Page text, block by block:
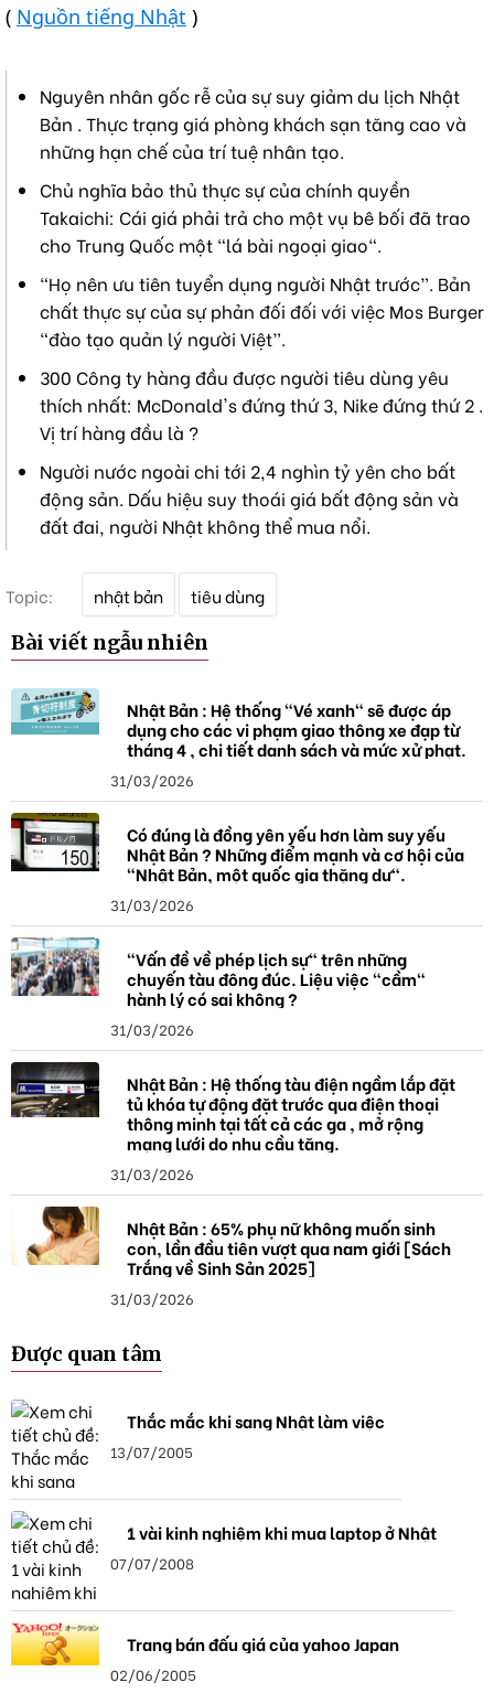
( Nguồn tiếng Nhật )
Nguyên nhân gốc rễ của sự suy giảm du lịch Nhật
Bản . Thực trạng giá phòng khách sạn tăng cao và
những hạn chế của trí tuệ nhân tạo.
Chủ nghĩa bảo thủ thực sự của chính quyền
Takaichi: Cái giá phải trả cho một vụ bê bối đã trao
cho Trung Quốc một "lá bài ngoại giao".
“Họ nên ưu tiên tuyển dụng người Nhật trước”. Bản
chất thực sự của sự phản đối đối với việc Mos Burger
“đào tạo quản lý người Việt”.
300 Công ty hàng đầu được người tiêu dùng yêu
thích nhất: McDonald's đứng thứ 3, Nike đứng thứ 2 .
Vị trí hàng đầu là ?
Người nước ngoài chi tới 2,4 nghìn tỷ yên cho bất
động sản. Dấu hiệu suy thoái giá bất động sản và
đất đai, người Nhật không thể mua nổi.
Topic:
h
a
nhật bản tiêu dùng
Bài viết ngẫu nhiên
Nhật Bản : Hệ thống "Vé xanh" sẽ được áp
dụng cho các vi phạm giao thông xe đạp từ
tháng 4 , chi tiết danh sách và mức xử phạt.
31/03/2026
Có đúng là đồng yên yếu hơn làm suy yếu
Nhật Bản ? Những điểm mạnh và cơ hội của
"Nhật Bản, một quốc gia thặng dư".
31/03/2026
"Vấn đề về phép lịch sự" trên những
chuyến tàu đông đúc. Liệu việc "cầm"
hành lý có sai không ?
31/03/2026
Nhật Bản : Hệ thống tàu điện ngầm lắp đặt
tủ khóa tự động đặt trước qua điện thoại
thông minh tại tất cả các ga , mở rộng
mạng lưới do nhu cầu tăng.
31/03/2026
Nhật Bản : 65% phụ nữ không muốn sinh
con, lần đầu tiên vượt qua nam giới [Sách
Trắng về Sinh Sản 2025]
31/03/2026
Được quan tâm
Thắc mắc khi sang Nhật làm việc
13/07/2005
1 vài kinh nghiệm khi mua laptop ở Nhật
07/07/2008
Trang bán đấu giá của yahoo Japan
02/06/2005